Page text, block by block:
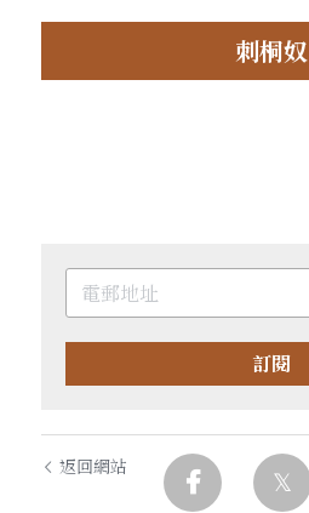
刺桐奴
訂閱
返回網站